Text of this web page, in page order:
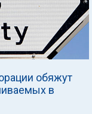
обяжут
в